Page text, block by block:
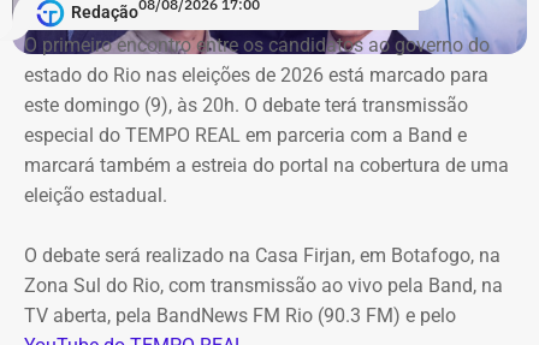
Duque de Caxias anule no prazo de 15 dias o contrato
firmado com a Geo Ambiental para o mesmo fim
(locação de maquinários e equipamentos). Na ocasião, a
Corte ordenou também a suspensão imediata dos
pagamentos decorrentes do acordo milionário, que
ultrapassava R$ 100 milhões.
Montebello Willeman, que apontou uma série de
irregularidades no planejamento da concorrência
eletrônica SRP nº 041/2025 e concluiu que os problemas
Redação08/08/2026 17:00
O primeiro encontro entre os candidatos ao ⁠governo do
estado do Rio nas eleições de 2026 está marcado para
este domingo (9), às 20h. O debate terá transmissão
especial do TEMPO REAL em parceria com a Band e
marcará também a estreia do portal na cobertura de uma
eleição estadual.
O debate será realizado na Casa Firjan, em Botafogo, na
Zona Sul do Rio, com transmissão ao vivo pela Band, na
TV aberta, pela BandNews FM Rio (90.3 FM) e pelo